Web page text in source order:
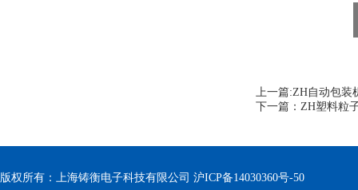
上一篇:ZH自动包装
下一篇： ZH塑料粒
版权所有：上海铸衡电子科技有限公司 沪ICP备14030360号-50